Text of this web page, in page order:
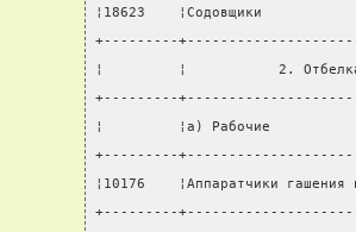
¦18623    ¦Содовщики
+---------
¦         ¦           2. Отбелка
+---------
¦         ¦а) Рабочие
+---------
¦10176    ¦Аппаратчики
+---------